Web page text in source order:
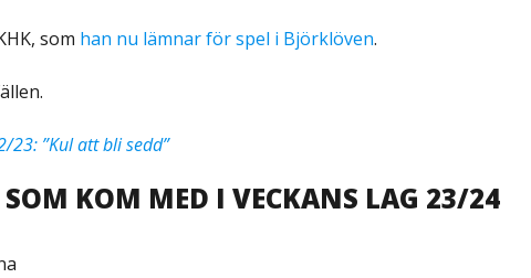
som han nu lämnar för spel i Björklöven.
23: ”Kul att bli sedd”
KOM MED I VECKANS LAG 23/24